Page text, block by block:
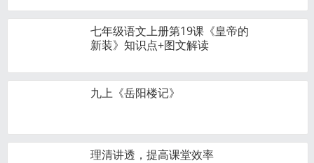
七年级语文上册第19课《皇帝的
新装》知识点+图文解读
九上《岳阳楼记》
理清讲透，提高课堂效率